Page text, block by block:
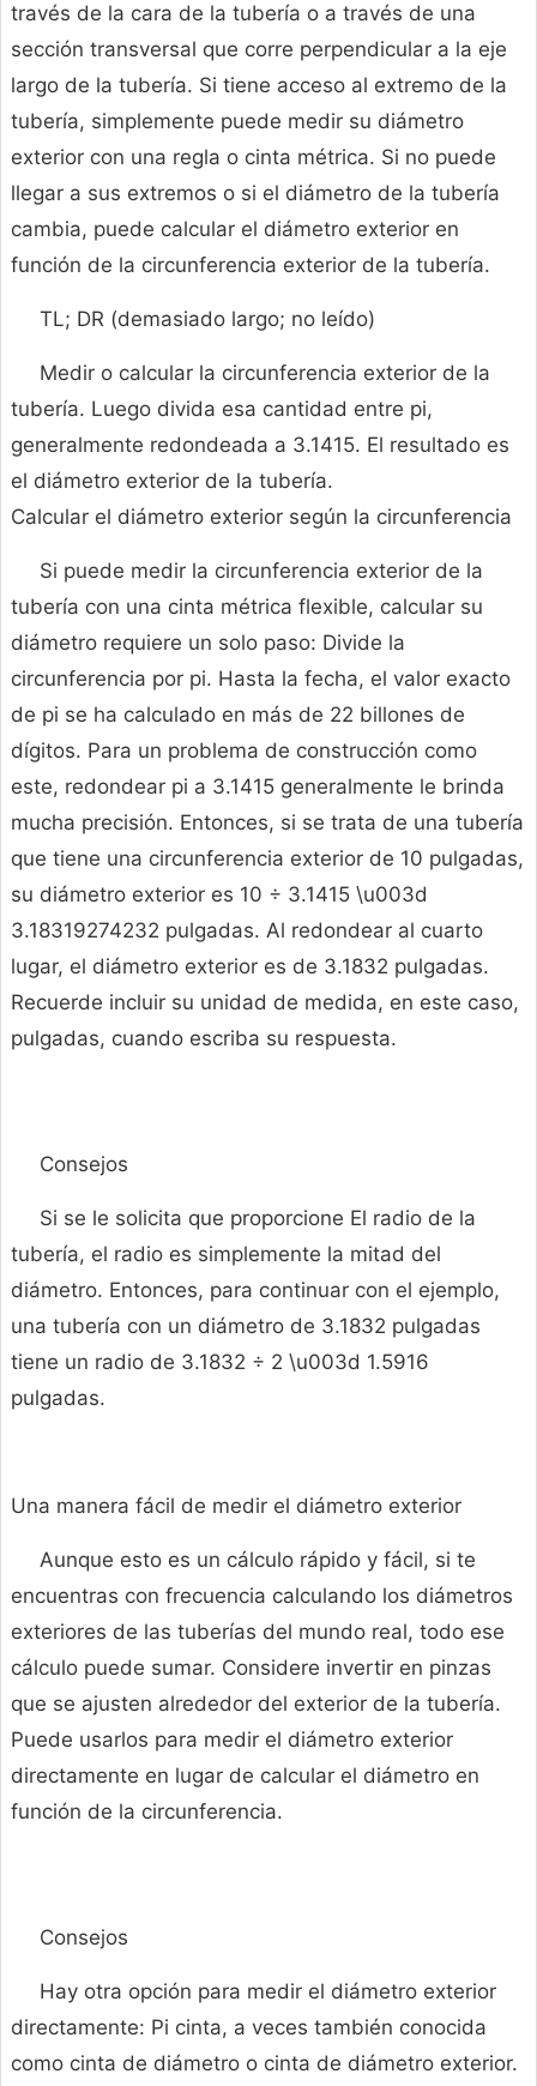
través de la cara de la tubería o a través de una
sección transversal que corre perpendicular a la eje
largo de la tubería. Si tiene acceso al extremo de la
tubería, simplemente puede medir su diámetro
exterior con una regla o cinta métrica. Si no puede
llegar a sus extremos o si el diámetro de la tubería
cambia, puede calcular el diámetro exterior en
función de la circunferencia exterior de la tubería.
TL; DR (demasiado largo; no leído)
Medir o calcular la circunferencia exterior de la
tubería. Luego divida esa cantidad entre pi,
generalmente redondeada a 3.1415. El resultado es
el diámetro exterior de la tubería.
Calcular el diámetro exterior según la circunferencia
Si puede medir la circunferencia exterior de la
tubería con una cinta métrica flexible, calcular su
diámetro requiere un solo paso: Divide la
circunferencia por pi. Hasta la fecha, el valor exacto
de pi se ha calculado en más de 22 billones de
dígitos. Para un problema de construcción como
este, redondear pi a 3.1415 generalmente le brinda
mucha precisión. Entonces, si se trata de una tubería
que tiene una circunferencia exterior de 10 pulgadas,
su diámetro exterior es 10 ÷ 3.1415 \u003d
3.18319274232 pulgadas. Al redondear al cuarto
lugar, el diámetro exterior es de 3.1832 pulgadas.
Recuerde incluir su unidad de medida, en este caso,
pulgadas, cuando escriba su respuesta.
Consejos
Si se le solicita que proporcione El radio de la
tubería, el radio es simplemente la mitad del
diámetro. Entonces, para continuar con el ejemplo,
una tubería con un diámetro de 3.1832 pulgadas
tiene un radio de 3.1832 ÷ 2 \u003d 1.5916
pulgadas.
Una manera fácil de medir el diámetro exterior
Aunque esto es un cálculo rápido y fácil, si te
encuentras con frecuencia calculando los diámetros
exteriores de las tuberías del mundo real, todo ese
cálculo puede sumar. Considere invertir en pinzas
que se ajusten alrededor del exterior de la tubería.
Puede usarlos para medir el diámetro exterior
directamente en lugar de calcular el diámetro en
función de la circunferencia.
Consejos
Hay otra opción para medir el diámetro exterior
directamente: Pi cinta, a veces también conocida
como cinta de diámetro o cinta de diámetro exterior.